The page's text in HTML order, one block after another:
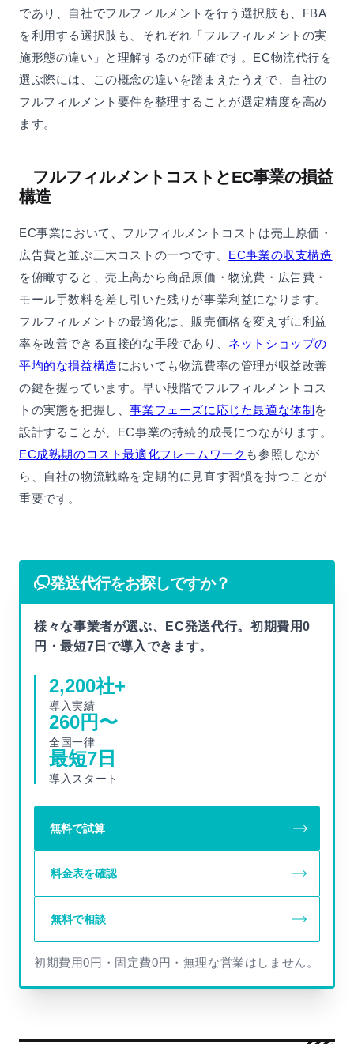
であり、自社でフルフィルメントを行う選択肢も、FBA
を利用する選択肢も、それぞれ「フルフィルメントの実
施形態の違い」と理解するのが正確です。EC物流代行を
選ぶ際には、この概念の違いを踏まえたうえで、自社の
フルフィルメント要件を整理することが選定精度を高め
ます。
フルフィルメントコストとEC事業の損益
構造
EC事業において、フルフィルメントコストは売上原価・
広告費と並ぶ三大コストの一つです。 EC事業の収支構造
を俯瞰すると、売上高から商品原価・物流費・広告費・
モール手数料を差し引いた残りが事業利益になります。
フルフィルメントの最適化は、販売価格を変えずに利益
率を改善できる直接的な手段であり、 ネットショップの
平均的な損益構造においても物流費率の管理が収益改善
の鍵を握っています。早い段階でフルフィルメントコス
トの実態を把握し、事業フェーズに応じた最適な体制 を
設計することが、EC事業の持続的成長につながります。
EC成熟期のコスト最適化フレームワーク も参照しなが
ら、自社の物流戦略を定期的に見直す習慣を持つことが
重要です。
発送代行をお探しですか？
様々な事業者が選ぶ、EC発送代行。初期費用0
円・最短7日で導入できます。
2,200社+
導入実績
260円〜
全国一律
最短7 日
導入スタート
無料で試算
料金表を確認
無料で相談
初期費用0円・固定費0円・無理な営業はしません。